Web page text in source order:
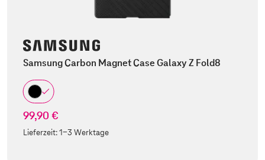
Samsung Carbon Magnet Case Galaxy Z Fold8
99,90 €
Lieferzeit:1-3 Werktage